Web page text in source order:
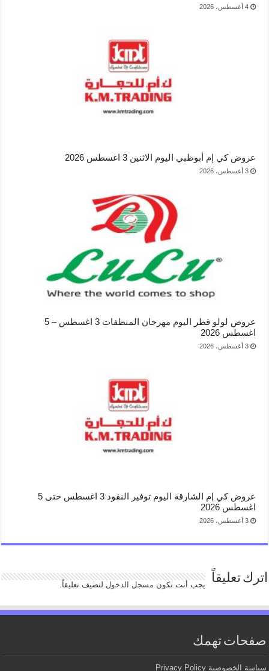
4 أغسطس، 2026
عروض كي إم أبوظبي اليوم الاثنين 3 اغسطس 2026
3 أغسطس، 2026
عروض لولو قطر اليوم مهرجان المنظفات 3 اغسطس – 5
اغسطس 2026
3 أغسطس، 2026
عروض كي إم الشارقة اليوم توفير النقود 3 اغسطس حتى 5
اغسطس 2026
3 أغسطس، 2026
اترك تعليقاً يجب أنت تكون مسجل الدخوللتضيف تعليقاً.
صفحات تهمك
سياسة الخصوصية Privacy Policy